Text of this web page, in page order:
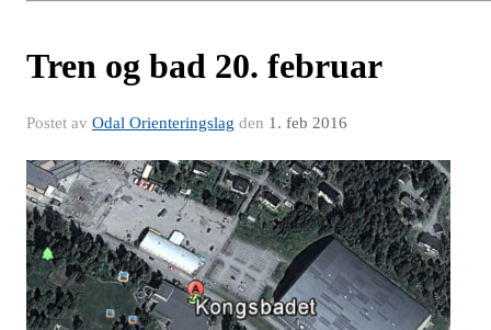
Tren og bad 20. februar
Postet av Odal Orienteringslag den 1. feb 2016